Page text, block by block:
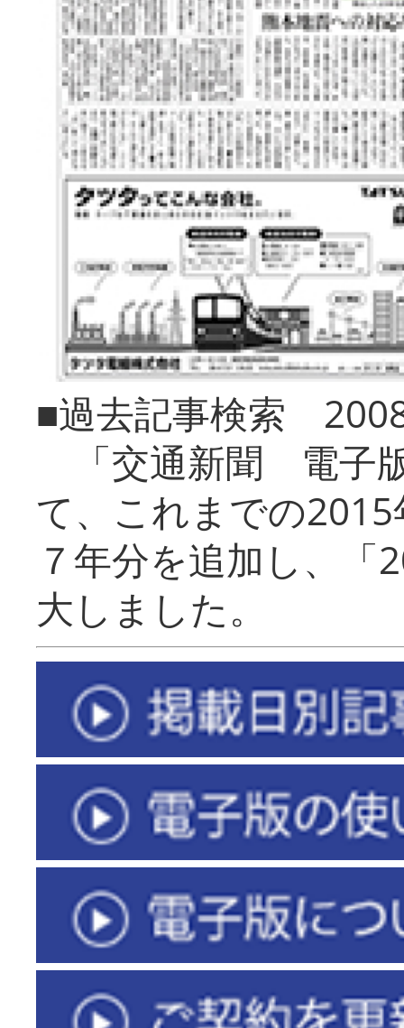
■過去記事検索
「交通新聞 電子
て、これまでの
７年分を追加し、「
大しまし